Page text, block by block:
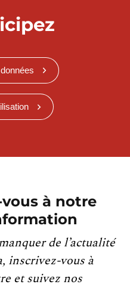
à notre
de l’actualité
inscrivez-vous à
et suivez nos